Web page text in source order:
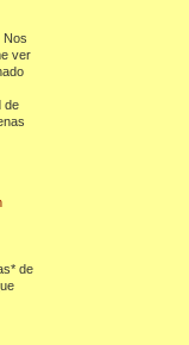
Nos
ver
de
de